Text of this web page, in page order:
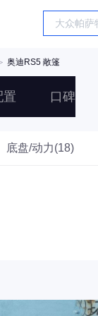
奥迪RS5 敞篷
置 口碑
底盘/动力(18)